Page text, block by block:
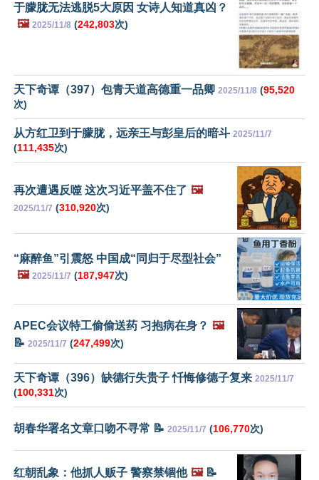
于朦胧无法逃脱5大原因 女诗人知道真凶？
🖼️ 2025/11/8 (242,803次)
天下奇谭（397）包青天道高德重一品卿 2025/11/8 (95,520
次)
从方红卫到于朦胧，远亲王与彭皇后的暗斗 2025/11/7
(111,435次)
再次遭遇反噬 这次习近平盖不住了 🖼️
2025/11/7 (310,920次)
“麻醉鱼”引震怒 中国成“同归于尽型社会”
🖼️ 2025/11/7 (187,947次)
APEC会议特工偷偷送药 习抱病在身？ 🖼️
📝 2025/11/7 (247,499次)
天下奇谭（396）缺德行失贵子 忏悔修德子复来 2025/11/7
(100,331次)
胡春华署名文章口吻不寻常 📝 2025/11/7 (106,770次)
红朝乱象：他抓人贩子 警察禁锢他 🖼️📝